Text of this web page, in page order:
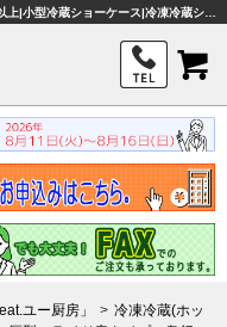
ユー厨房」
冷凍冷蔵(ホッ